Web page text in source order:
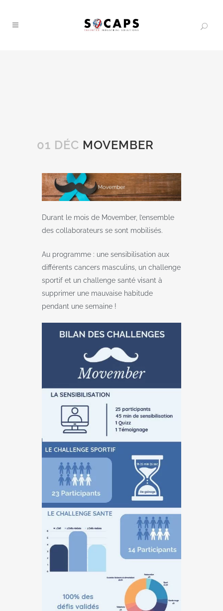
01 DÉC MOVEMBER
Durant le mois de Movember, l’ensemble
des collaborateurs se sont mobilisés.
Au programme : une sensibilisation aux
différents cancers masculins, un challenge
sportif et un challenge santé visant à
supprimer une mauvaise habitude
pendant une semaine !